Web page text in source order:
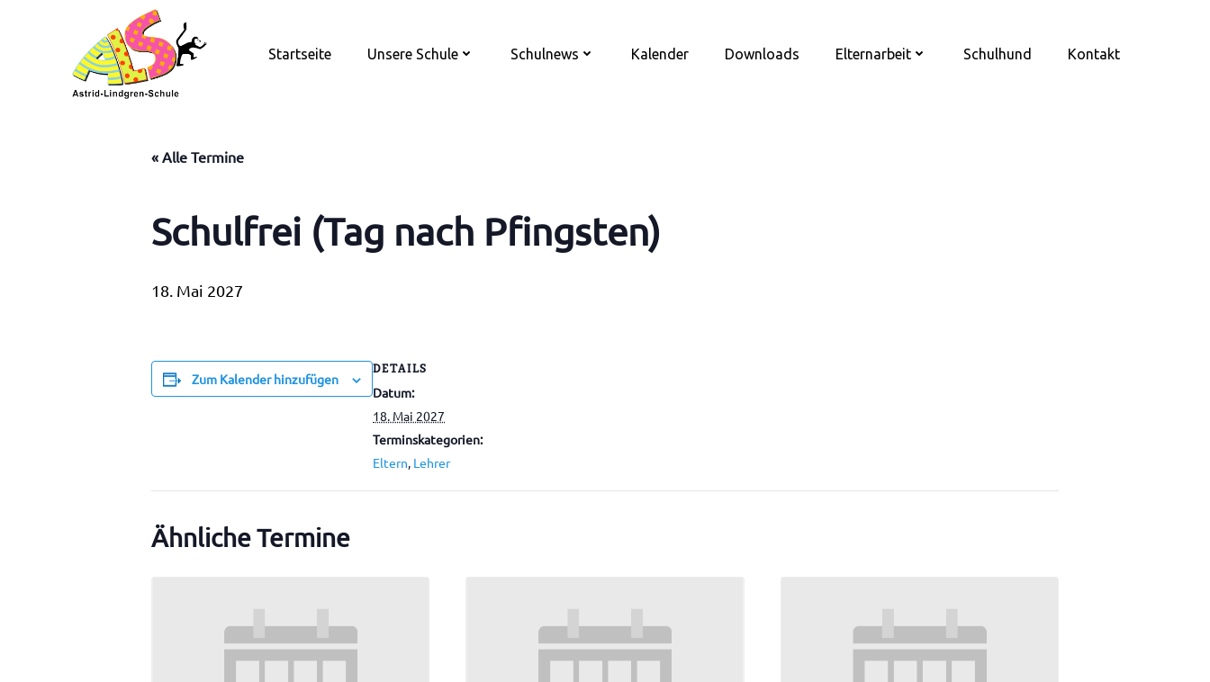
Startseite Unsere Schule Schulnews Kalender Downloads Elternarbeit Schulhund Kontakt
« Alle Termine
Schulfrei (Tag nach Pfingsten)
18. Mai 2027
Zum Kalender hinzufügen
DETAILS
Datum:
18. Mai 2027
Terminskategorien:
Eltern, Lehrer
Ähnliche Termine